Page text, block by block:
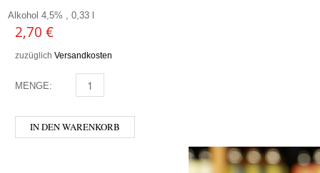
Alkohol 4,5% , 0,33 l
2,70 €
zuzüglich Versandkosten
MENGE: KOPPARBERG - PEAR MENGE
IN DEN WARENKORB